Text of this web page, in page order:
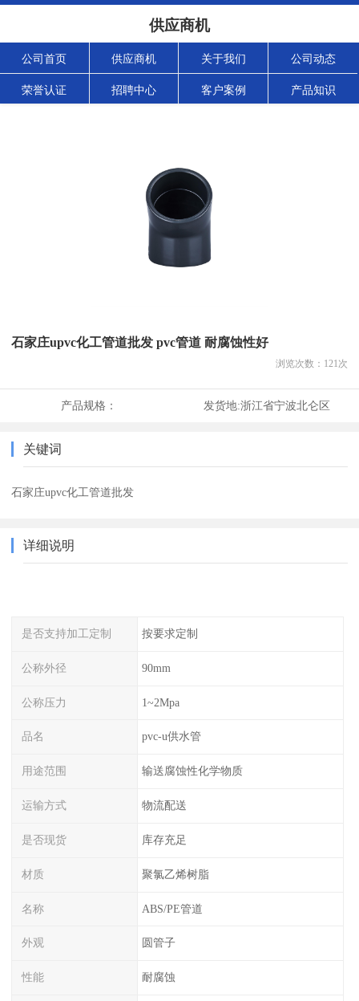
供应商机
公司首页 供应商机 关于我们 公司动态
荣誉认证 招聘中心 客户案例 产品知识
石家庄upvc化工管道批发 pvc管道 耐腐蚀性好
浏览次数： 121次
产品规格： 发货地:浙江省宁波北仑区
关键词
石家庄upvc化工管道批发
详细说明
是否支持加工定制 按要求定制
公称外径 90mm
公称压力 1~2Mpa
品名 pvc-u供水管
用途范围 输送腐蚀性化学物质
运输方式 物流配送
是否现货 库存充足
材质 聚氯乙烯树脂
名称 ABS/PE管道
外观 圆管子
性能 耐腐蚀